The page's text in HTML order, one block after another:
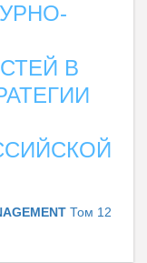
В
Том 12